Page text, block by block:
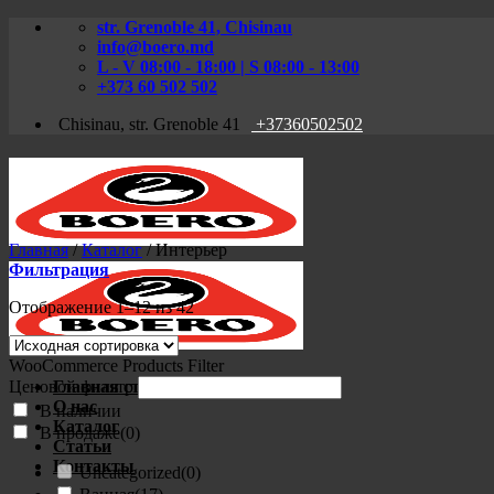
Skip
str. Grenoble 41, Chisinau
info@boero.md
L - V 08:00 - 18:00 | S 08:00 - 13:00
+373 60 502 502
Chisinau, str. Grenoble 41
+37360502502
Главная страница
О нас
Каталог
Статьи
Контакты
Главная / Каталог /Интерьер
Фильтрация
Отображение 1–12 из 42
WooCommerce Products Filter
Ценовой фильтр
В наличии
В продаже(0)
Uncategorized(0)